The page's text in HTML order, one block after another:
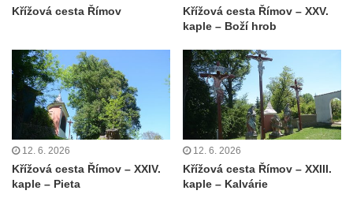
Kaple Panny Marie v Lahošti
Kaple svatého Jana Nepomuckého v
Lahošti
Kostel svatého Mikuláše v Mikulášovicích
Kaple Tří otců v Mikulášovicích
Kaple Matky Boží v Mikulášovicích
Kaple Andělů strážných (Fürleova kaple) v
Mikulášovicích
Křížová cesta Římov
Křížová cesta Římov – XXV.
kaple – Boží hrob
12. 6. 2026
Křížová cesta Římov – XXIV.
kaple – Pieta
12. 6. 2026
Křížová cesta Římov – XXIII.
kaple – Kalvárie